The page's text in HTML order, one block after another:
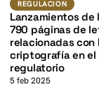
REGULACION
Lanzamientos de
790 páginas de
relacionadas con
criptografía en el
regulatorio
5 feb 2025